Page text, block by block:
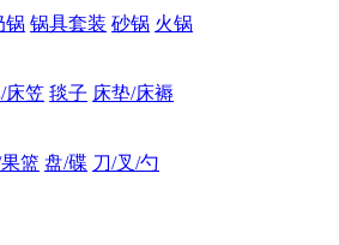
锅 锅具套装 砂锅 火锅
床笠 毯子 床垫/床褥
篮 盘/碟 刀/叉/勺